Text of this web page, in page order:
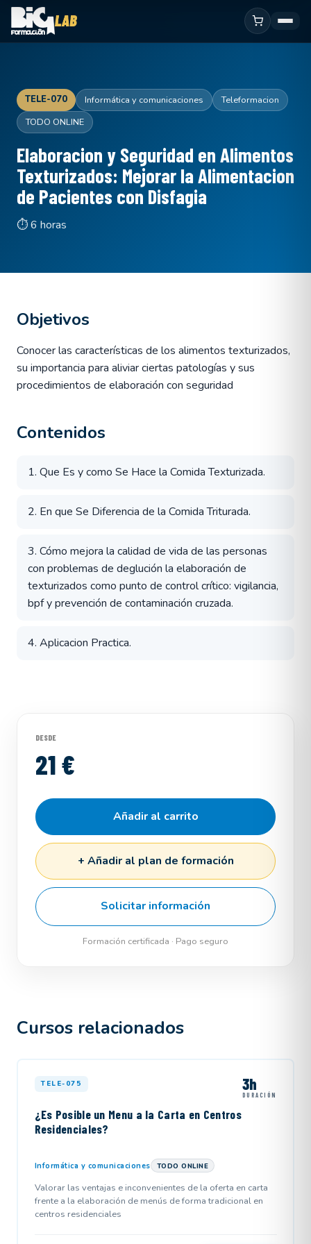
TELE-070 Informática y comunicaciones
Teleformacion
TODO ONLINE
Elaboracion y Seguridad en Alimentos
Texturizados: Mejorar la Alimentacion
de Pacientes con Disfagia
⏱ 6 horas
Objetivos
Conocer las características de los alimentos texturizados,
su importancia para aliviar ciertas patologías y sus
procedimientos de elaboración con seguridad
Contenidos
1. Que Es y como Se Hace la Comida Texturizada.
2. En que Se Diferencia de la Comida Triturada.
3. Cómo mejora la calidad de vida de las personas
con problemas de deglución la elaboración de
texturizados como punto de control crítico: vigilancia,
bpf y prevención de contaminación cruzada.
4. Aplicacion Practica.
DESDE
21 €
Añadir al carrito
+ Añadir al plan de formación
Solicitar información
Formación certificada · Pago seguro
Cursos relacionados
TELE-075 3h
DURACIÓN
¿Es Posible un Menu a la Carta en Centros
Residenciales?
Informática y comunicaciones TODO ONLINE
Valorar las ventajas e inconvenientes de la oferta en carta
frente a la elaboración de menús de forma tradicional en
centros residenciales